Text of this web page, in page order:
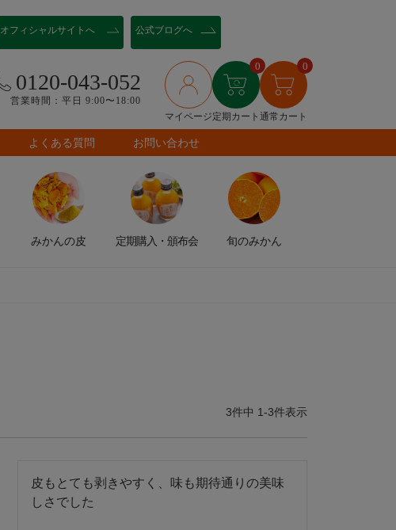
オフィシャルサイトへ 公式ブログへ
0120-043-052
営業時間：平日 9:00〜18:00
マイページ
0
定期カート
0
通常カート
よくある質問 お問い合わせ
みかんの皮 定期購入 ・頒布会 旬のみかん
3件中 1-3件表示
皮もとても剥きやすく、味も期待通りの美味
しさでした